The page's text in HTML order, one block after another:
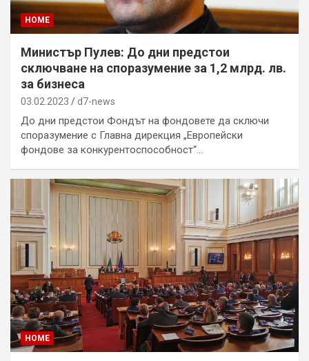
HOME
Министър Пулев: До дни предстои
сключване на споразумение за 1,2 млрд. лв.
за бизнеса
03.02.2023 d7-news
До дни предстои Фондът на фондовете да сключи
споразумение с Главна дирекция „Европейски
фондове за конкурентоспособност“…
HOME